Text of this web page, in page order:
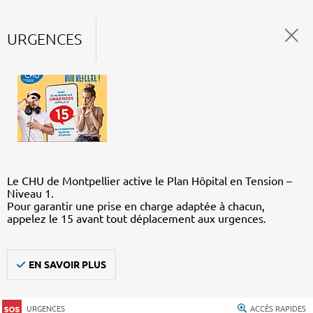
URGENCES
Le CHU de Montpellier active le Plan Hôpital en Tension –
Niveau 1.
Pour garantir une prise en charge adaptée à chacun,
appelez le 15 avant tout déplacement aux urgences.
EN SAVOIR PLUS
URGENCES ACCÈS RAPIDES